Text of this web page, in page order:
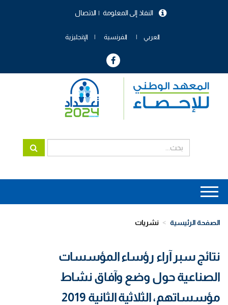
الاتصال النفاذ إلى المعلومة
العربي الفرنسية الإنجليزية
Main
navigation
الصفحة الرئيسية نشريات
نتائج سبر آراء رؤساء المؤسسات
الصناعية حول وضع وآفاق نشاط
مؤسساتهم، الثلاثية الثانية 2019